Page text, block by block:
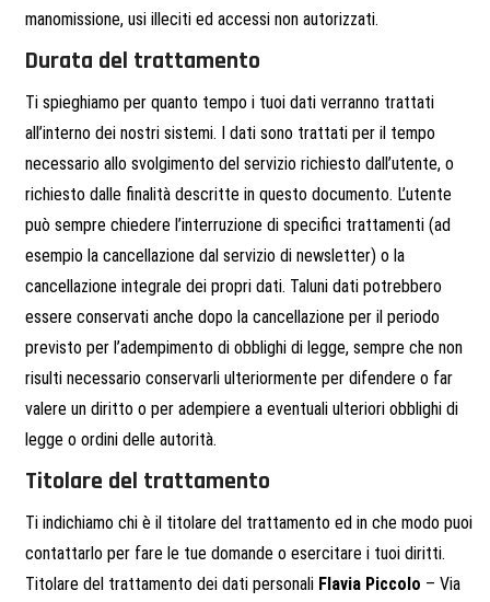
manomissione, usi illeciti ed accessi non autorizzati.
Durata del trattamento
Ti spieghiamo per quanto tempo i tuoi dati verranno trattati
all’interno dei nostri sistemi. I dati sono trattati per il tempo
necessario allo svolgimento del servizio richiesto dall’utente, o
richiesto dalle finalità descritte in questo documento. L’utente
può sempre chiedere l’interruzione di specifici trattamenti (ad
esempio la cancellazione dal servizio di newsletter) o la
cancellazione integrale dei propri dati. Taluni dati potrebbero
essere conservati anche dopo la cancellazione per il periodo
previsto per l’adempimento di obblighi di legge, sempre che non
risulti necessario conservarli ulteriormente per difendere o far
valere un diritto o per adempiere a eventuali ulteriori obblighi di
legge o ordini delle autorità.
Titolare del trattamento
Ti indichiamo chi è il titolare del trattamento ed in che modo puoi
contattarlo per fare le tue domande o esercitare i tuoi diritti.
Titolare del trattamento dei dati personali Flavia Piccolo – Via